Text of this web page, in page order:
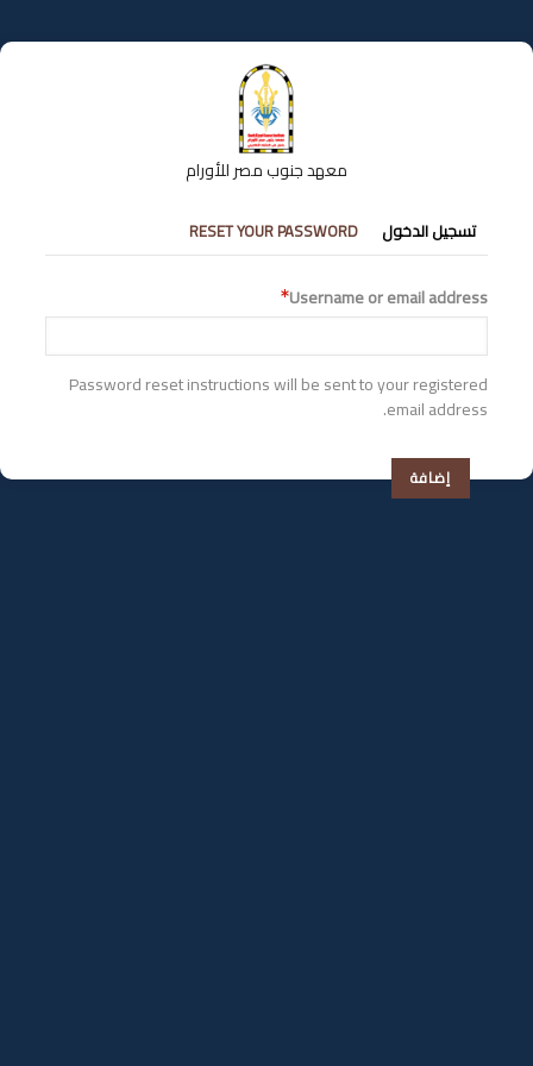
إلى
المحتوى
معهد جنوب مصر للأورام
التبويبات
الأساسية
تسجيل الدخول RESET YOUR PASSWORD
Username or email address
Password reset instructions will be sent to your registered
email address.